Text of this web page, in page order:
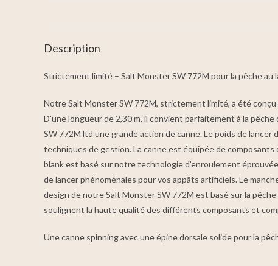
Description
Strictement limité – Salt Monster SW 772M pour la pêche au
Notre Salt Monster SW 772M, strictement limité, a été
D’une longueur de 2,30 m, il convient parfaitement à la
SW 772M ltd une grande action de canne. Le poids de
techniques de gestion. La canne est équipée de composants
blank est basé sur notre technologie d’enroulement
de lancer phénoménales pour vos appâts artificiels. Le
design de notre Salt Monster SW 772M est basé sur la
soulignent la haute qualité des différents composants et
Une canne spinning avec une épine dorsale solide pour la